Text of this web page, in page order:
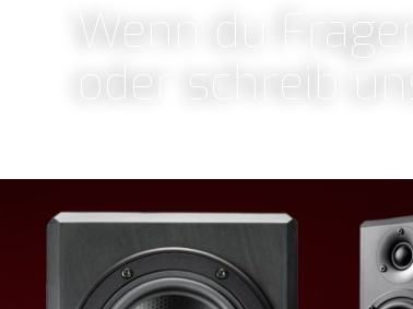
Wenn du
oder schreib